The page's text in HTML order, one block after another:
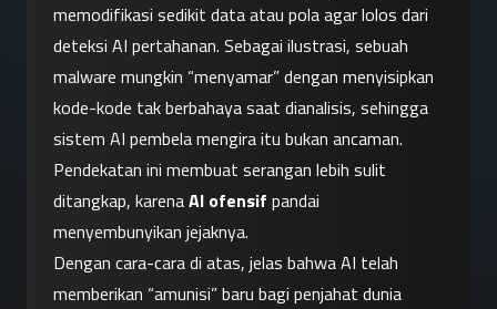
memodifikasi sedikit data atau pola agar lolos dari
deteksi AI pertahanan. Sebagai ilustrasi, sebuah
malware mungkin “menyamar” dengan menyisipkan
kode-kode tak berbahaya saat dianalisis, sehingga
sistem AI pembela mengira itu bukan ancaman.
Pendekatan ini membuat serangan lebih sulit
ditangkap, karena AI ofensif pandai
menyembunyikan jejaknya.
Dengan cara-cara di atas, jelas bahwa AI telah
memberikan “amunisi” baru bagi penjahat dunia